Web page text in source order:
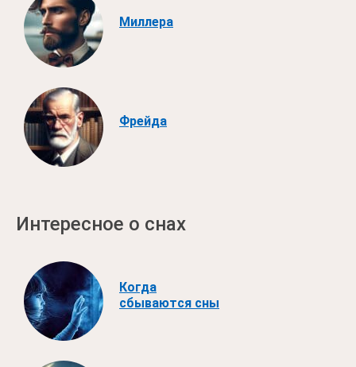
Миллера
Фрейда
Интересное о снах
Когда
сбываются сны